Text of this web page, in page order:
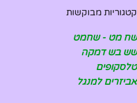
קטגוריות מבוקשות
שח מט - שחמט
שש בש דמקה
טלסקופים
אביזרים למנגל